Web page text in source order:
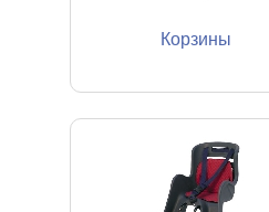
Корзины